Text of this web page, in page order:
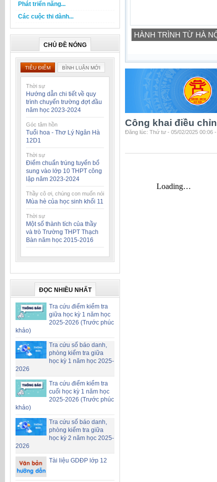
Phát triển năng...
Các cuộc thi dành...
CHỦ ĐỀ NÓNG
TIÊU ĐIỂM BÌNH LUẬN MỚI
Thời sự
Hướng dẫn chi tiết về quy
trình chuyển trường đợt đầu
năm học 2023-2024
Góc tâm hồn
Tuổi hoa - Thơ Lý Ngân Hà
12D1
Thời sự
Điểm chuẩn trúng tuyển bổ
sung vào lớp 10 THPT công
lập năm 2023-2024
Thầy cô ơi, chúng con muốn nói
Mùa hè của học sinh khối 11
Thời sự
Một số thành tích của thầy
và trò Trường THPT Thạch
Bàn năm học 2015-2016
ĐỌC NHIỀU NHẤT
Tra cứu điểm kiểm tra
giữa học kỳ 1 năm học
2025-2026 (Trước phúc
khảo)
Tra cứu số báo danh,
phòng kiểm tra giữa
học kỳ 1 năm học 2025-
2026
Tra cứu điểm kiểm tra
cuối học kỳ 1 năm học
2025-2026 (Trước phúc
khảo)
Tra cứu số báo danh,
phòng kiểm tra giữa
học kỳ 2 năm học 2025-
2026
Tài liệu GDĐP lớp 12
HÀNH TRÌNH TỪ HÀ
Công khai điều
Đăng lúc: Thứ tư - 05/02/2025 00:06